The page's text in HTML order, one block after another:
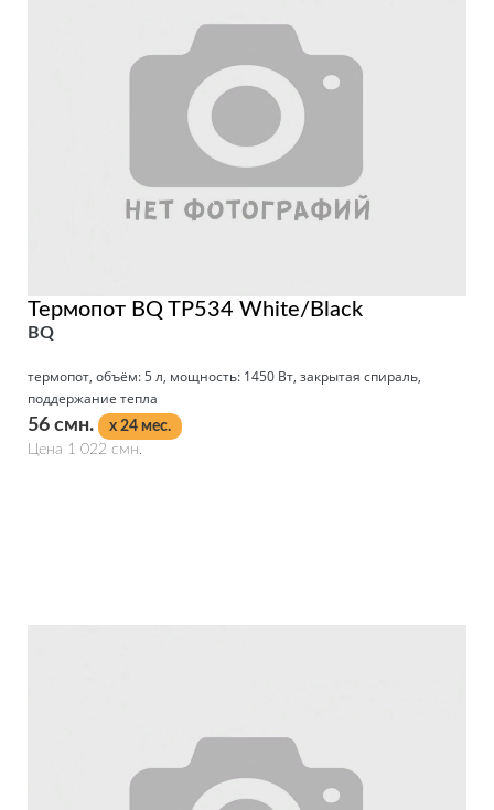
Термопот BQ TP534 White/Black
BQ
термопот, объём: 5 л, мощность: 1450 Вт, закрытая спираль,
поддержание тепла
56 смн.
x 24 мес.
Цена 1 022 смн.